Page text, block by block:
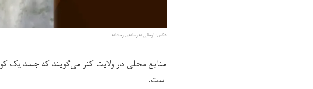
عکس: ارسالی به رسانه‌ی رخشانه.
منابع محلی در ولایت کنر می‌گویند که جسد یک
است.